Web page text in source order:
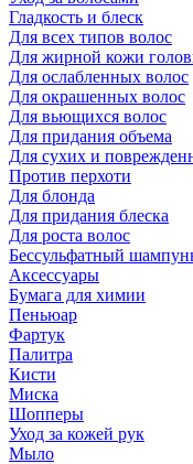
Гладкость и блеск
Для всех типов волос
Для жирной кожи
Для ослабленных волос
Для окрашенных волос
Для вьющихся волос
Для придания объема
Для сухих и
Против перхоти
Для блонда
Для придания блеска
Для роста волос
Бессульфатный
Аксессуары
Бумага для химии
Пеньюар
Фартук
Палитра
Кисти
Миска
Шопперы
Уход за кожей рук
Мыло